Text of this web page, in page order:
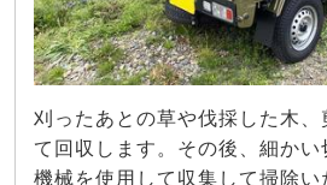
刈ったあとの草や伐採した木、
て回収します。その後、細かい
機械を使用して収集して掃除い